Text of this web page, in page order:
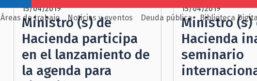
Áreas de trabajo Noticias y eventos Deuda pública Biblioteca
15/04/2019
Ministro (s) de
Hacienda participa
en el lanzamiento de
la agenda para
15/04/2019
Ministro (s)
Hacienda
seminario